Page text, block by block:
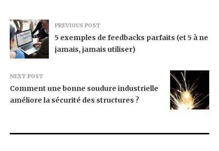
PREVIOUS POST
5 exemples de feedbacks parfaits (et 5 à ne
jamais, jamais utiliser)
NEXT POST
Comment une bonne soudure industrielle
améliore la sécurité des structures ?